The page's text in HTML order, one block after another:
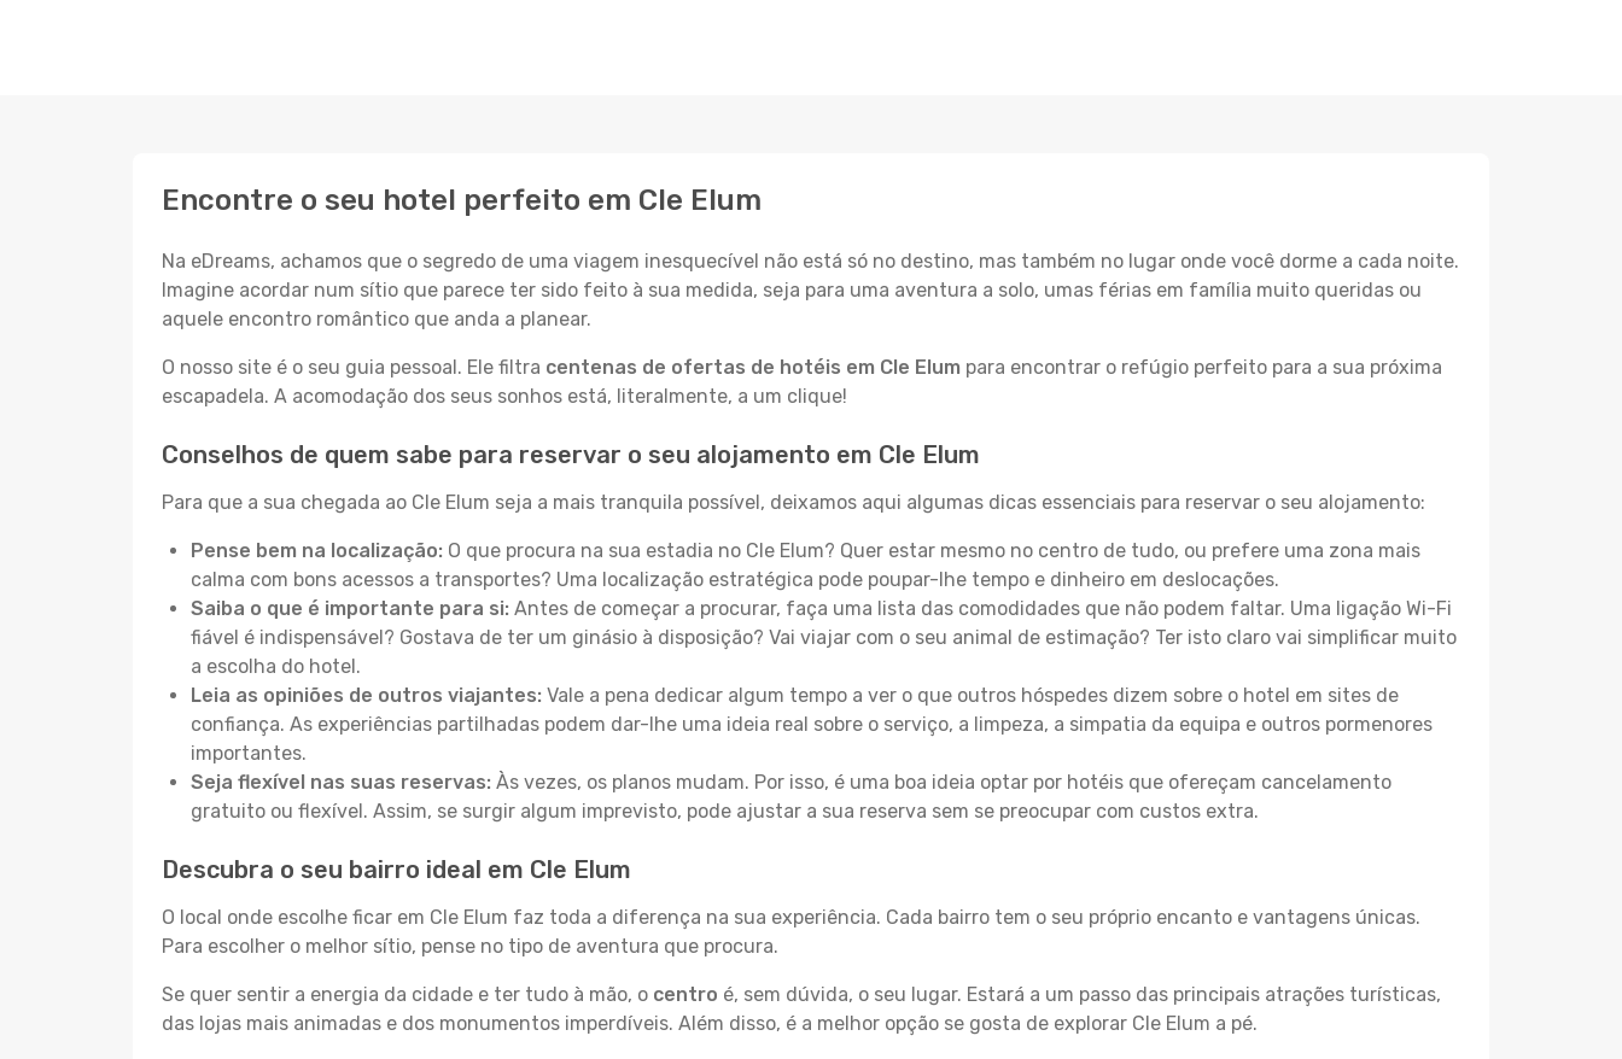
Encontre o seu hotel perfeito em Cle Elum
Na eDreams, achamos que o segredo de uma viagem inesquecível não está só no destino, mas também no lugar onde você dorme a cada noite.
Imagine acordar num sítio que parece ter sido feito à sua medida, seja para uma aventura a solo, umas férias em família muito queridas ou
aquele encontro romântico que anda a planear.
O nosso site é o seu guia pessoal. Ele filtra centenas de ofertas de hotéis em Cle Elum para encontrar o refúgio perfeito para a sua próxima
escapadela. A acomodação dos seus sonhos está, literalmente, a um clique!
Conselhos de quem sabe para reservar o seu alojamento em Cle Elum
Para que a sua chegada ao Cle Elum seja a mais tranquila possível, deixamos aqui algumas dicas essenciais para reservar o seu alojamento:
Pense bem na localização: O que procura na sua estadia no Cle Elum? Quer estar mesmo no centro de tudo, ou prefere uma zona mais
calma com bons acessos a transportes? Uma localização estratégica pode poupar-lhe tempo e dinheiro em deslocações.
Saiba o que é importante para si: Antes de começar a procurar, faça uma lista das comodidades que não podem faltar. Uma ligação Wi-Fi
fiável é indispensável? Gostava de ter um ginásio à disposição? Vai viajar com o seu animal de estimação? Ter isto claro vai simplificar muito
a escolha do hotel.
Leia as opiniões de outros viajantes: Vale a pena dedicar algum tempo a ver o que outros hóspedes dizem sobre o hotel em sites de
confiança. As experiências partilhadas podem dar-lhe uma ideia real sobre o serviço, a limpeza, a simpatia da equipa e outros pormenores
importantes.
Seja flexível nas suas reservas: Às vezes, os planos mudam. Por isso, é uma boa ideia optar por hotéis que ofereçam cancelamento
gratuito ou flexível. Assim, se surgir algum imprevisto, pode ajustar a sua reserva sem se preocupar com custos extra.
Descubra o seu bairro ideal em Cle Elum
O local onde escolhe ficar em Cle Elum faz toda a diferença na sua experiência. Cada bairro tem o seu próprio encanto e vantagens únicas.
Para escolher o melhor sítio, pense no tipo de aventura que procura.
Se quer sentir a energia da cidade e ter tudo à mão, o centro é, sem dúvida, o seu lugar. Estará a um passo das principais atrações turísticas,
das lojas mais animadas e dos monumentos imperdíveis. Além disso, é a melhor opção se gosta de explorar Cle Elum a pé.